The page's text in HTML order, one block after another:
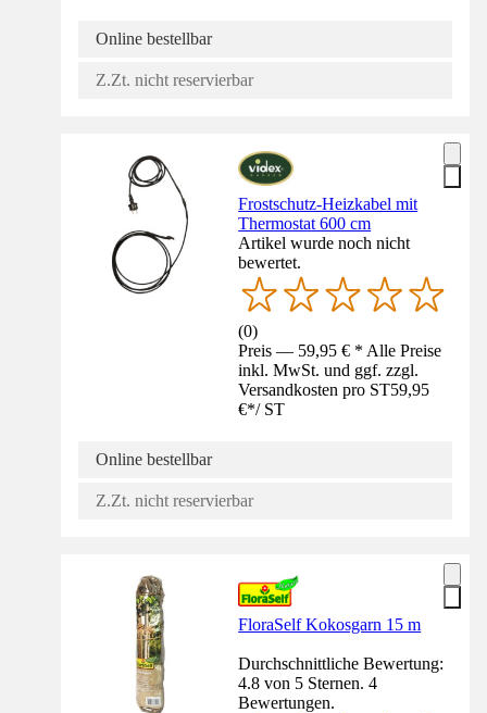
Online bestellbar
Z.Zt. nicht reservierbar
Frostschutz-Heizkabel mit
Thermostat 600 cm
Artikel wurde noch nicht
bewertet.
(0)
Preis — 59,95 € * Alle Preise
inkl. MwSt. und ggf. zzgl.
Versandkosten pro ST59,95
€*/ ST
Online bestellbar
Z.Zt. nicht reservierbar
FloraSelf Kokosgarn 15 m
Durchschnittliche Bewertung:
4.8 von 5 Sternen. 4
Bewertungen.